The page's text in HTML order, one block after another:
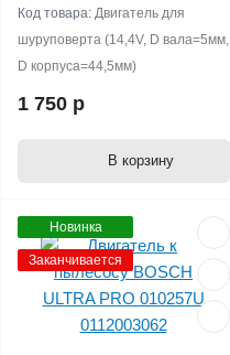
Код товара: Двигатель для
шуруповерта (14,4V, D вала=5мм,
D корпуса=44,5мм)
1 750 р
В корзину
Новинка
Заканчивается